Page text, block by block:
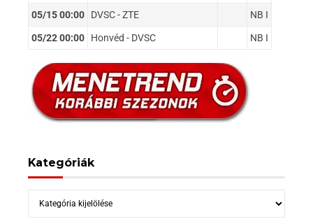
05/15 00:00 DVSC - ZTE NB I
05/22 00:00 Honvéd - DVSC NB I
Kategóriák
Kategóriák